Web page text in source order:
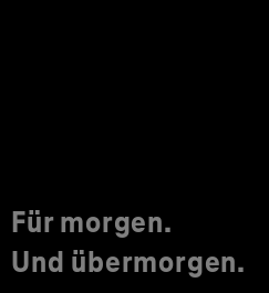
Für morgen.
Und übermorgen.